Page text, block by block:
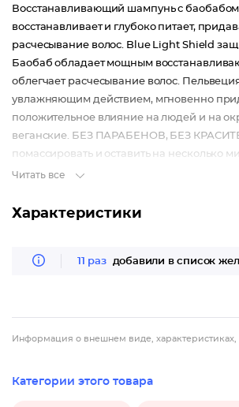
Восстанавливающий шампунь с
восстанавливает и глубоко питает,
расчесывание волос. Blue Light Shield
Баобаб обладает мощным
облегчает расчесывание волос.
увлажняющим действием, мгновенно
положительное влияние на людей и на
веганские. БЕЗ ПАРАБЕНОВ, БЕЗ
помассировать и оставить на несколько
Читать все
Характеристики
11 раз добавили в список
Информация о внешнем виде, характеристиках,
Категории этого товара